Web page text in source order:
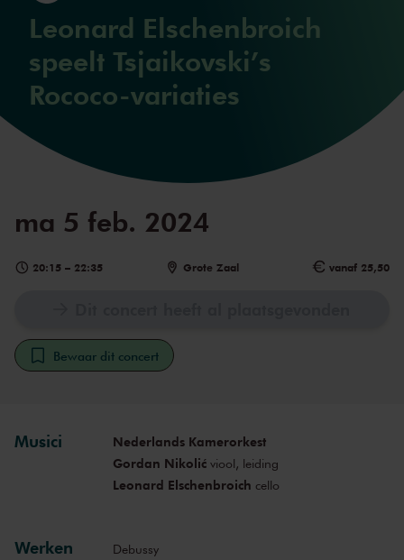
Leonard Elschenbroich
speelt Tsjaikovski’s
Rococo-variaties
ma 5 feb. 2024
20:15 – 22:35 Grote Zaal vanaf 25,50
Bewaar dit concert
Musici
Nederlands Kamerorkest
Gordan Nikolićviool, leiding
Leonard Elschenbroich cello
Werken Debussy